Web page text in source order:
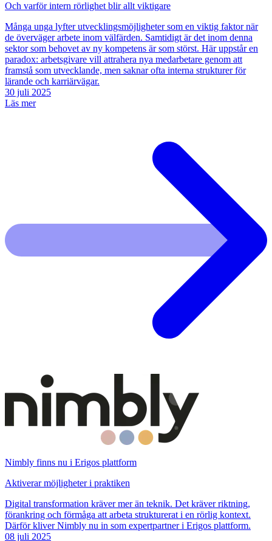
Och varför intern rörlighet blir allt viktigare
Många unga lyfter utvecklingsmöjligheter som en viktig faktor när
de överväger arbete inom välfärden. Samtidigt är det inom denna
sektor som behovet av ny kompetens är som störst. Här uppstår en
paradox: arbetsgivare vill attrahera nya medarbetare genom att
framstå som utvecklande, men saknar ofta interna strukturer för
lärande och karriärvägar.
30 juli 2025
Läs mer
Nimbly finns nu i Erigos plattform
Aktiverar möjligheter i praktiken
Digital transformation kräver mer än teknik. Det kräver riktning,
förankring och förmåga att arbeta strukturerat i en rörlig kontext.
Därför kliver Nimbly nu in som expertpartner i Erigos plattform.
08 juli 2025